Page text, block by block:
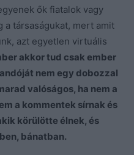
ők fiatalok vagy
a társaságukat, mert amit
azt egyetlen virtuális
akkor tud csak ember
nem egy dobozzal
valóságos, ha nem a
a kommentek sírnak és
körülötte élnek, és
bánatban.